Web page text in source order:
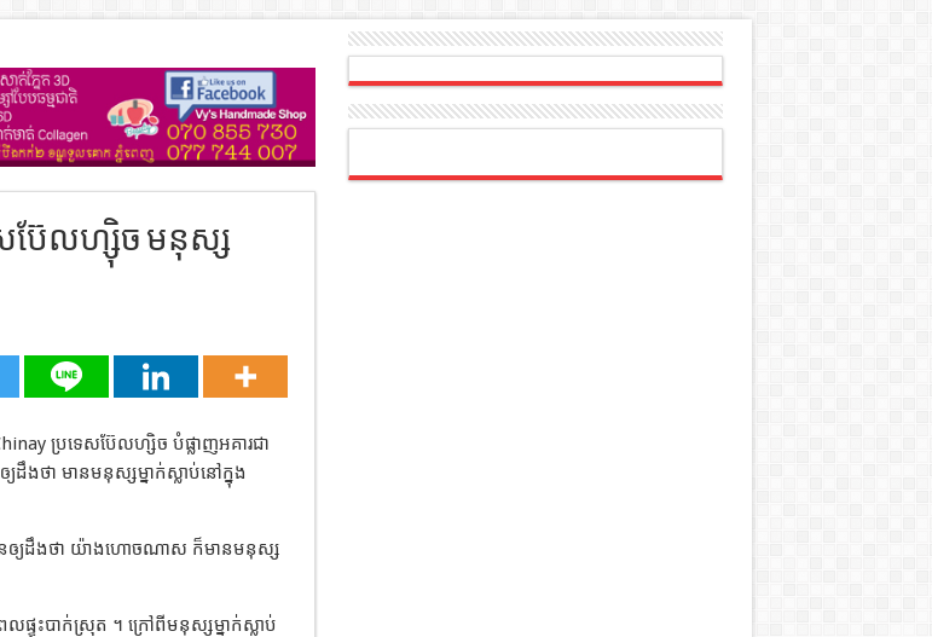
សប៊ែលហ្ស៊ិច​ មនុស្ស
ប្រទេសប៊ែលហ្សិច បំផ្លាញអគារជា
ងថា មានមនុស្សម្នាក់ស្លាប់នៅក្នុង
ានឲ្យដឹងថា យ៉ាងហោចណាស ក៏មានមនុស្ស
ផ្ទុះបាក់ស្រុត ។ ក្រៅពីមនុស្សម្នាក់ស្លាប់